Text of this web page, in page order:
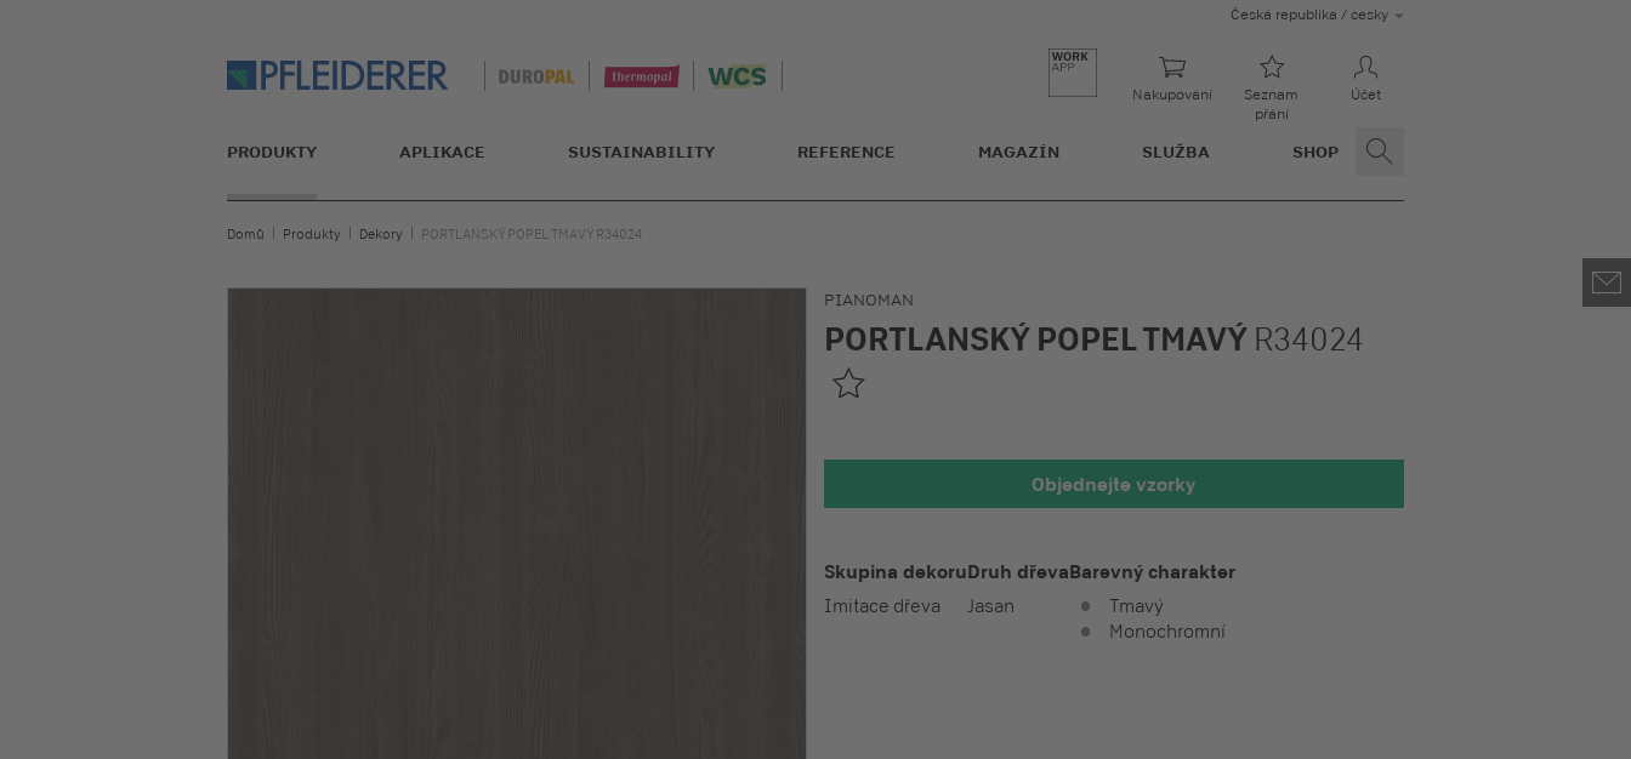
Česká republika / cesky
Nakupování
Seznam
přání
Účet
PRODUKTY APLIKACE SUSTAINABILITY REFERENCE MAGAZÍN SLUŽBA SHOP
Domů Produkty Dekory PORTLANSKÝ POPEL TMAVÝ R34024
Detailní náhled 100 x 100 mm
PIANOMAN
PORTLANSKÝ POPEL TMAVÝ R34024
Objednejte vzorky
Skupina dekoru
Imitace dřeva
Druh dřeva
Jasan
Barevný charakter
Tmavý
Monochromní